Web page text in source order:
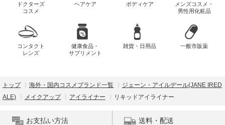
ドクターズ
コスメ
ヘアケア ボディケア
メンズコスメ・
男性用化粧品
コンタクト
レンズ
健康食品・
サプリメント
雑貨・日用品 一般市販薬
トップ 海外・国内コスメブランド一覧
ジェーン・アイルデール(JANE IRED
ALE)
メイクアップ アイライナー リキッドアイライナー
お支払い方法 送料・配送